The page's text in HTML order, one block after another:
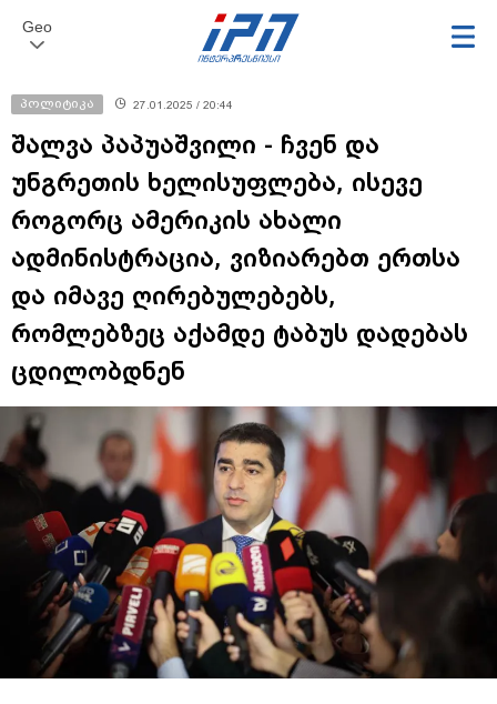
Geo
პოლიტიკა 27.01.2025 / 20:44
შალვა პაპუაშვილი - ჩვენ და
უნგრეთის ხელისუფლება, ისევე
როგორც ამერიკის ახალი
ადმინისტრაცია, ვიზიარებთ ერთსა
და იმავე ღირებულებებს,
რომლებზეც აქამდე ტაბუს დადებას
ცდილობდნენ